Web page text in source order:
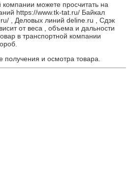
компании можете просчитать на
https://www.tk-tat.ru/ Байкал
, Деловых линий deline.ru , Сдэк
от веса , объема и дальности
в транспортной компании
и осмотра товара.